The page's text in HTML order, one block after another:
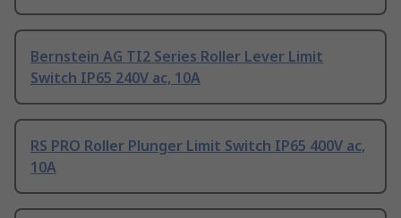
Bernstein AG TI2 Series Roller Lever Limit
Switch IP65 240V ac, 10A
RS PRO Roller Plunger Limit Switch IP65 400V ac,
10A